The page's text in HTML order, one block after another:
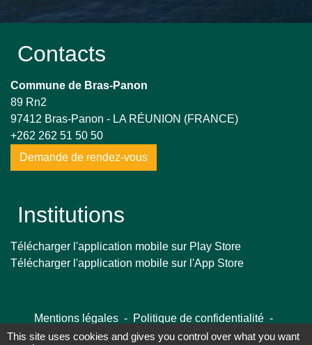
Contacts
Commune de Bras-Panon
89 Rn2
97412 Bras-Panon - LA RÉUNION (FRANCE)
+262 262 51 50 50
Demande de rendez-vous
Institutions
Télécharger l'application mobile sur Play Store
Télécharger l'application mobile sur l'App Store
Mentions légales - Politique de confidentialité -
Accessibilité - Plan du site - Gestion des cookies
This site uses cookies and gives you control over what you want